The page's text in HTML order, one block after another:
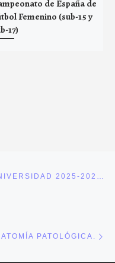
de España de
Femenino (sub-15 y
17)
PRUEBAS DE ACCESO A LA UNIVERSIDAD 2025-2026. INSTRUCCIONES PARA MATRICULARSE, DEL 19 AL 27 DE MAYO.
PATOLÓGICA.